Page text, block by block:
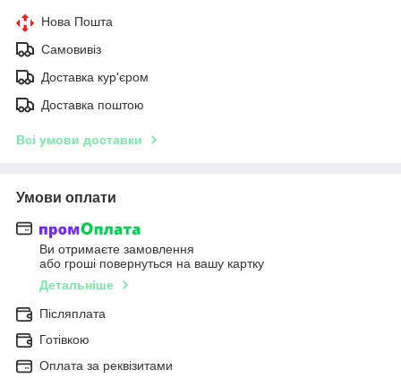
Нова Пошта
Самовивіз
Доставка кур'єром
Доставка поштою
Всі умови доставки
Умови оплати
Ви отримаєте замовлення
або гроші повернуться на вашу картку
Детальніше
Післяплата
Готівкою
Оплата за реквізитами